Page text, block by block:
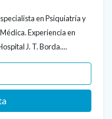
en Psiquiatría y
Experiencia en
J. T. Borda....